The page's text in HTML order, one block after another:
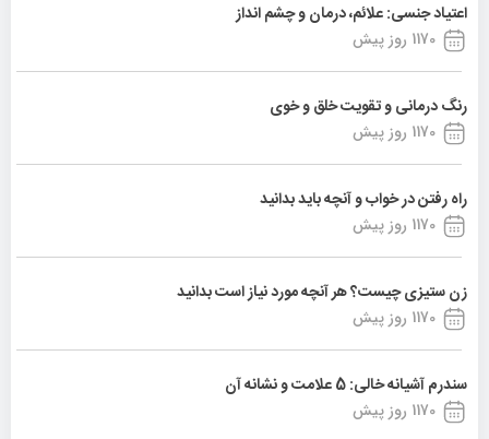
اعتیاد جنسی: علائم، درمان و چشم انداز
1170 روز پیش
رنگ درمانی و تقویت خلق و خوی
1170 روز پیش
راه رفتن در خواب و آنچه باید بدانید
1170 روز پیش
زن ستیزی چیست؟ هر آنچه مورد نیاز است بدانید
1170 روز پیش
سندرم آشیانه خالی: 5 علامت و نشانه آن
1170 روز پیش